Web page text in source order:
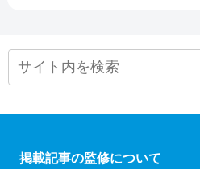
掲載記事の監修について